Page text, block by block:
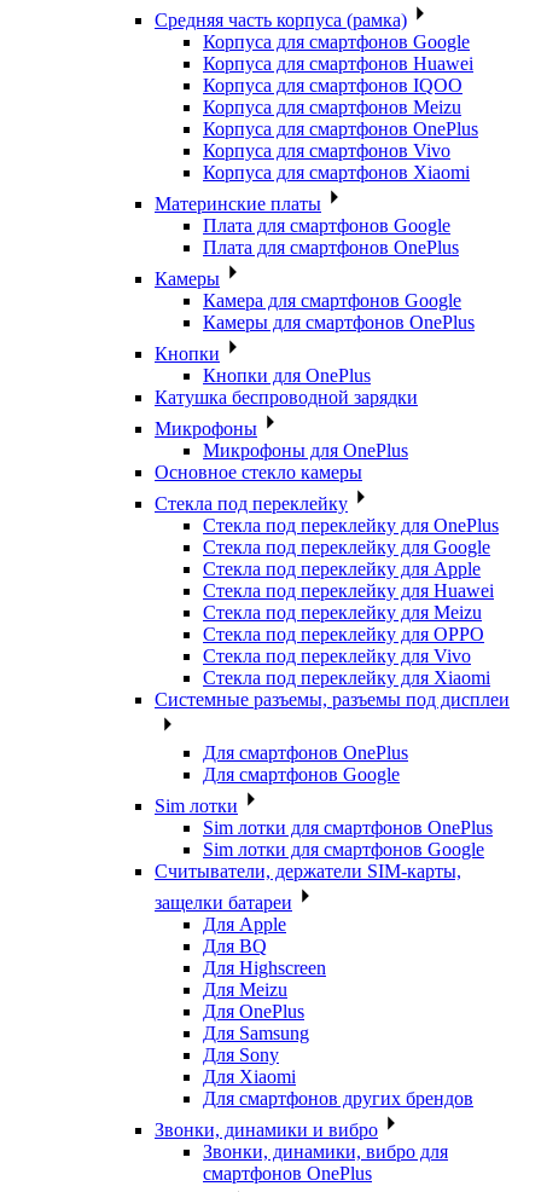
Средняя часть корпуса (рамка)
Корпуса для смартфонов Google
Корпуса для смартфонов Huawei
Корпуса для смартфонов IQOO
Корпуса для смартфонов Meizu
Корпуса для смартфонов OnePlus
Корпуса для смартфонов Vivo
Корпуса для смартфонов Xiaomi
Материнские платы
Плата для смартфонов Google
Плата для смартфонов OnePlus
Камеры
Камера для смартфонов Google
Камеры для смартфонов OnePlus
Кнопки
Кнопки для OnePlus
Катушка беспроводной зарядки
Микрофоны
Микрофоны для OnePlus
Основное стекло камеры
Стекла под переклейку
Стекла под переклейку для OnePlus
Стекла под переклейку для Google
Стекла под переклейку для Apple
Стекла под переклейку для Huawei
Стекла под переклейку для Meizu
Стекла под переклейку для OPPO
Стекла под переклейку для Vivo
Стекла под переклейку для Xiaomi
Системные разъемы, разъемы под дисплеи
Для смартфонов OnePlus
Для смартфонов Google
Sim лотки
Sim лотки для смартфонов OnePlus
Sim лотки для смартфонов Google
Считыватели, держатели SIM-карты,
защелки батареи
Для Apple
Для BQ
Для Highscreen
Для Meizu
Для OnePlus
Для Samsung
Для Sony
Для Xiaomi
Для смартфонов других брендов
Звонки, динамики и вибро
Звонки, динамики, вибро для
смартфонов OnePlus